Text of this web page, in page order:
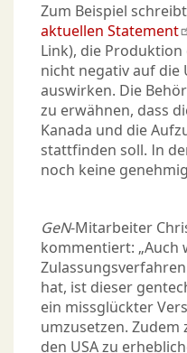
Zum Beispiel schreibt
aktuellen Statement
Link), die Produktion
nicht negativ auf die
auswirken. Die
zu erwähnen, dass
Kanada und die
stattfinden soll. In
noch keine
GeN-Mitarbeiter
kommentiert: „Auch
hat, ist dieser
ein missglückter
umzusetzen. Zudem
den USA zu